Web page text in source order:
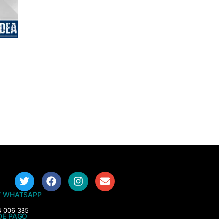
WHATSAPP
006 385
PAGO